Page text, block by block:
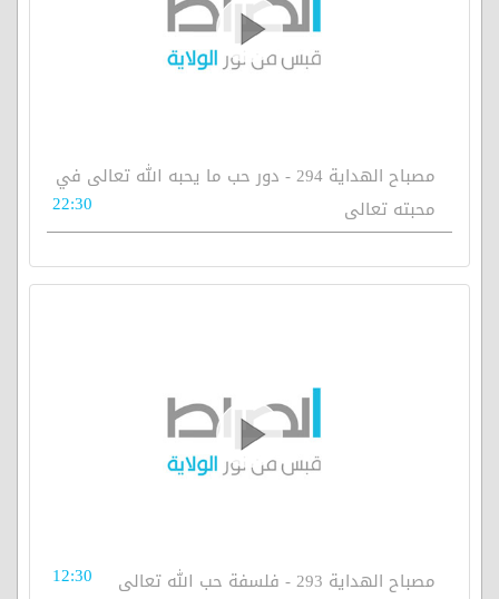
مصباح الهداية 294 - دور حب ما يحبه الله تعالى في
محبته تعالى
22:30
مصباح الهداية 293 - فلسفة حب الله تعالى 12:30